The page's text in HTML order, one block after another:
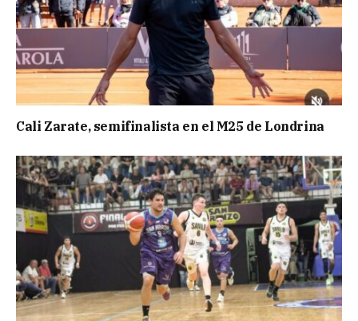
Cali Zarate, semifinalista en el M25 de Londrina